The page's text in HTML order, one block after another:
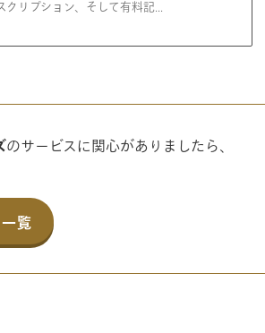
リプション、そして有料記...
のサービスに関心がありましたら、
覧